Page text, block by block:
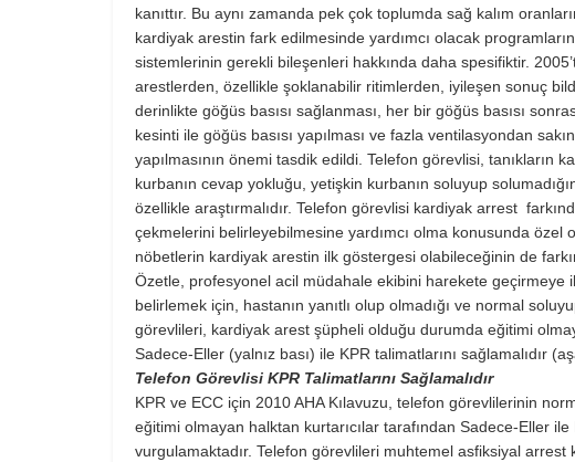
kanıttır. Bu aynı zamanda pek çok toplumda sağ kalım
kardiyak arestin fark edilmesinde yardımcı olacak
sistemlerinin gerekli bileşenleri hakkında daha spesifiktir.
arestlerden, özellikle şoklanabilir ritimlerden, iyileşen sonuç
derinlikte göğüs basısı sağlanması, her bir göğüs basısı
kesinti ile göğüs basısı yapılması ve fazla ventilasyondan
yapılmasının önemi tasdik edildi. Telefon görevlisi, tanıkların
kurbanın cevap yokluğu, yetişkin kurbanın soluyup
özellikle araştırmalıdır. Telefon görevlisi kardiyak arrest
çekmelerini belirleyebilmesine yardımcı olma konusunda özel
nöbetlerin kardiyak arestin ilk göstergesi olabileceğinin de
Özetle, profesyonel acil müdahale ekibini harekete
belirlemek için, hastanın yanıtlı olup olmadığı ve normal
görevlileri, kardiyak arest şüpheli olduğu durumda eğitimi
Sadece-Eller (yalnız bası) ile KPR talimatlarını sağlamalıdır
Telefon Görevlisi KPR Talimatlarını Sağlamalıdır
KPR ve ECC için 2010 AHA Kılavuzu, telefon görevlilerinin
eğitimi olmayan halktan kurtarıcılar tarafından Sadece-Eller
vurgulamaktadır. Telefon görevlileri muhtemel asfiksiyal arrest